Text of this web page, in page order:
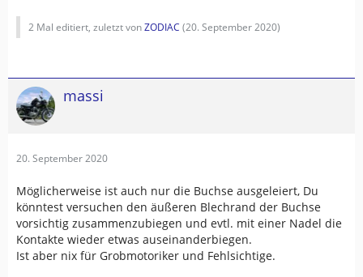
2 Mal editiert, zuletzt vonZODIAC (20. September 2020)
massi
20. September 2020
Möglicherweise ist auch nur die Buchse ausgeleiert, Du
könntest versuchen den äußeren Blechrand der Buchse
vorsichtig zusammenzubiegen und evtl. mit einer Nadel die
Kontakte wieder etwas auseinanderbiegen.
Ist aber nix für Grobmotoriker und Fehlsichtige.